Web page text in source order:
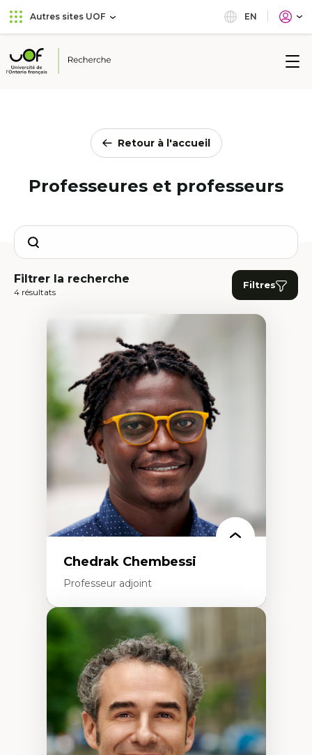
Aller
au
principal
Passer
au
Autres sites UOF EN
Université
Retour à l'accueil
Professeures et professeurs
Search
Filtrer la recherche
4 résultats
Filtres
Chedrak Chembessi
Professeur adjoint
Économie circulaire
Modèles d’affaires durables
Histoire des faits économiques
Gestion durable des ressources naturelles
Écologie industrielle
Aménagement durable du territoire
Développement régional
Coopératives
Télétravail en milieu rural francophone
Transition socio-écologique